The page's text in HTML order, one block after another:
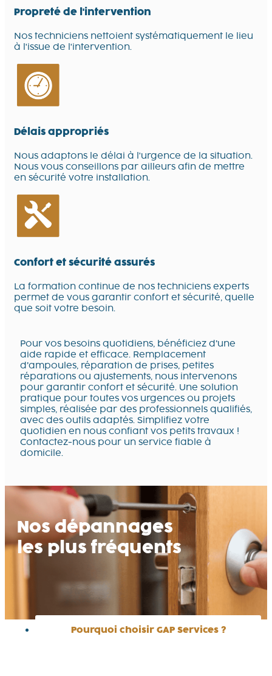
Propreté de l'intervention
Nos techniciens nettoient systématiquement le lieu
à l'issue de l'intervention.
Délais appropriés
Nous adaptons le délai à l'urgence de la situation.
Nous vous conseillons par ailleurs afin de mettre
en sécurité votre installation.
Confort et sécurité assurés
La formation continue de nos techniciens experts
permet de vous garantir confort et sécurité, quelle
que soit votre besoin.
Pour vos besoins quotidiens, bénéficiez d’une
aide rapide et efficace. Remplacement
d’ampoules, réparation de prises, petites
réparations ou ajustements, nous intervenons
pour garantir confort et sécurité. Une solution
pratique pour toutes vos urgences ou projets
simples, réalisée par des professionnels qualifiés,
avec des outils adaptés. Simplifiez votre
quotidien en nous confiant vos petits travaux !
Contactez-nous pour un service fiable à
domicile.
Nos dépannages
les plus fréquents
Pourquoi choisir GAP Services ?